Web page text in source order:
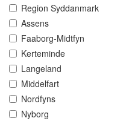
Region Syddanmark
Assens
Faaborg-Midtfyn
Kerteminde
Langeland
Middelfart
Nordfyns
Nyborg